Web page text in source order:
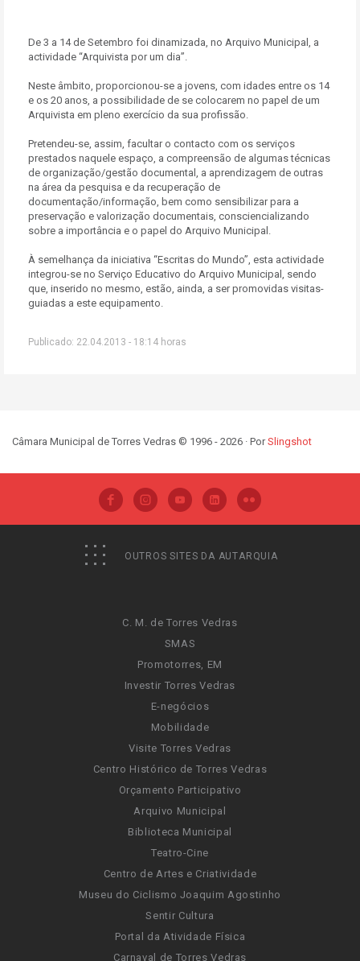
De 3 a 14 de Setembro foi dinamizada, no Arquivo Municipal, a
actividade “Arquivista por um dia”.
Neste âmbito, proporcionou-se a jovens, com idades entre os 14
e os 20 anos, a possibilidade de se colocarem no papel de um
Arquivista em pleno exercício da sua profissão.
Pretendeu-se, assim, facultar o contacto com os serviços
prestados naquele espaço, a compreensão de algumas técnicas
de organização/gestão documental, a aprendizagem de outras
na área da pesquisa e da recuperação de
documentação/informação, bem como sensibilizar para a
preservação e valorização documentais, consciencializando
sobre a importância e o papel do Arquivo Municipal.
À semelhança da iniciativa “Escritas do Mundo”, esta actividade
integrou-se no Serviço Educativo do Arquivo Municipal, sendo
que, inserido no mesmo, estão, ainda, a ser promovidas visitas-
guiadas a este equipamento.
Publicado: 22.04.2013 - 18:14 horas
Câmara Municipal de Torres Vedras © 1996 - 2026 · PorSlingshot
OUTROS SITES DA AUTARQUIA
C. M. de Torres Vedras
SMAS
Promotorres, EM
Investir Torres Vedras
E-negócios
Mobilidade
Visite Torres Vedras
Centro Histórico de Torres Vedras
Orçamento Participativo
Arquivo Municipal
Biblioteca Municipal
Teatro-Cine
Centro de Artes e Criatividade
Museu do Ciclismo Joaquim Agostinho
Sentir Cultura
Portal da Atividade Física
Carnaval de Torres Vedras